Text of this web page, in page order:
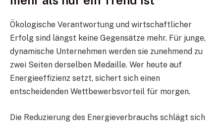
Ökologische Verantwortung und wirtschaftlicher
Erfolg sind längst keine Gegensätze mehr. Für junge,
dynamische Unternehmen werden sie zunehmend zu
zwei Seiten derselben Medaille. Wer heute auf
Energieeffizienz setzt, sichert sich einen
entscheidenden Wettbewerbsvorteil für morgen.
Die Reduzierung des Energieverbrauchs schlägt sich